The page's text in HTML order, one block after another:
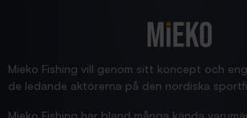
Jensa
Mieko Fishing vill genom sitt koncept och
de ledande aktörerna på den nordiska
Mieko Fishing har bland många kända